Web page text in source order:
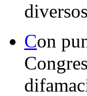
Con